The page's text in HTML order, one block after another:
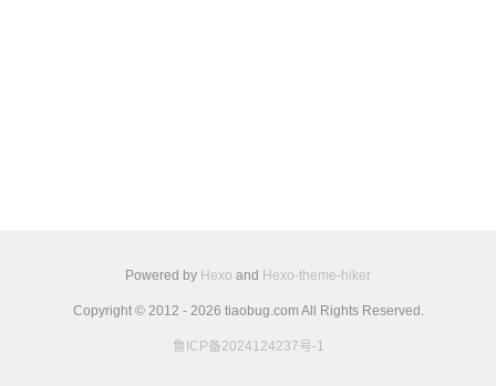
Powered by Hexo and Hexo-theme-hiker
Copyright © 2012 - 2026 tiaobug.com All Rights Reserved.
鲁ICP备2024124237号-1